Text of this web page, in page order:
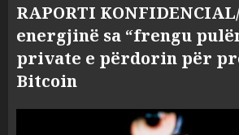
RAPORTI
energjinë sa “frengu
private e përdorin për
Bitcoin